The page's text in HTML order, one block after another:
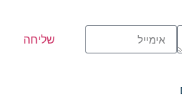
שליחה